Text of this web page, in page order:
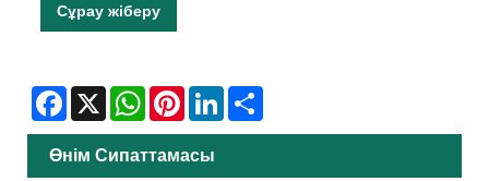
Сұрау жіберу
Facebook
X WhatsAppPinterestLinkedIn
Өнім Сипаттамасы